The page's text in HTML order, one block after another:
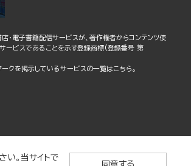
・電子書籍配信サービスが、著作権者からコンテンツ使
ービスであることを示す登録商標(登録番号 第
クを掲示しているサービスの一覧はこちら。
い。当サイトで
同意する